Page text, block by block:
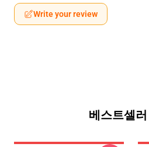
Write your review
베스트셀